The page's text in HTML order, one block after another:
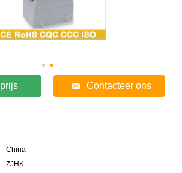
Contacteer ons
China
ZJHK